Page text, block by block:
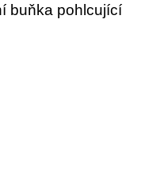
buňka pohlcující